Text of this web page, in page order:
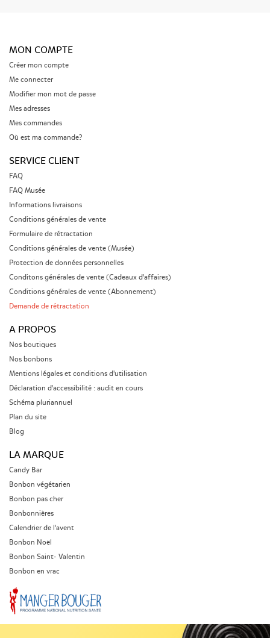
MON COMPTE
Créer mon compte
Me connecter
Modifier mon mot de passe
Mes adresses
Mes commandes
Où est ma commande?
SERVICE CLIENT
FAQ
FAQ Musée
Informations livraisons
Conditions générales de vente
Formulaire de rétractation
Conditions générales de vente (Musée)
Protection de données personnelles
Conditons générales de vente (Cadeaux d'affaires)
Conditions générales de vente (Abonnement)
Demande de rétractation
A PROPOS
Nos boutiques
Nos bonbons
Mentions légales et conditions d'utilisation
Déclaration d'accessibilité : audit en cours
Schéma pluriannuel
Plan du site
Blog
LA MARQUE
Candy Bar
Bonbon végétarien
Bonbon pas cher
Bonbonnières
Calendrier de l'avent
Bonbon Noël
Bonbon Saint- Valentin
Bonbon en vrac